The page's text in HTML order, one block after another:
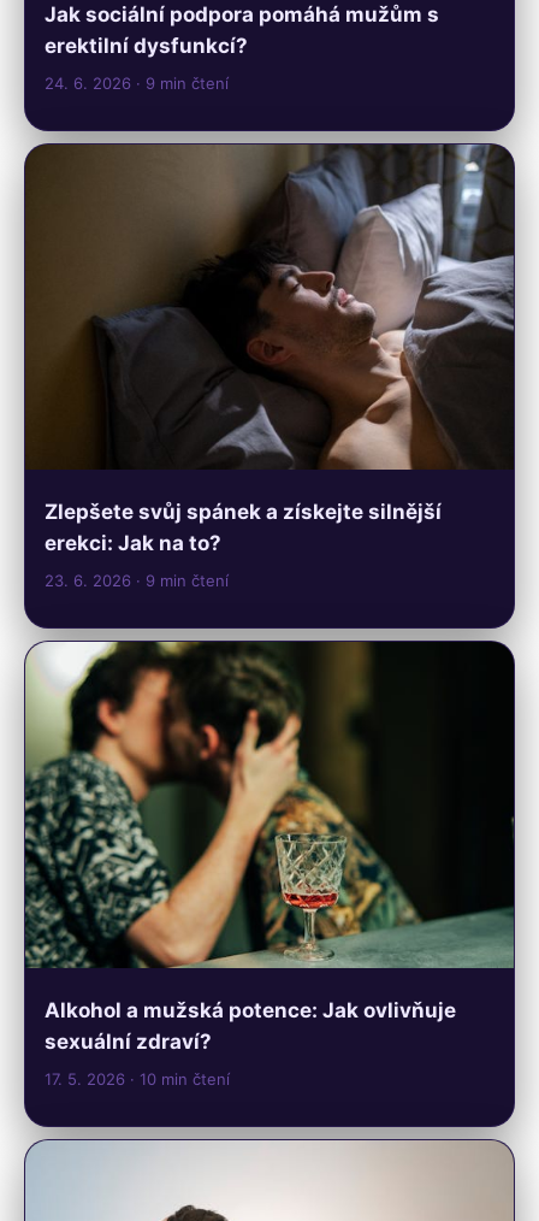
Jak sociální podpora pomáhá mužům s
erektilní dysfunkcí?
24. 6. 2026 · 9 min čtení
Zlepšete svůj spánek a získejte silnější
erekci: Jak na to?
23. 6. 2026 · 9 min čtení
Alkohol a mužská potence: Jak ovlivňuje
sexuální zdraví?
17. 5. 2026 · 10 min čtení